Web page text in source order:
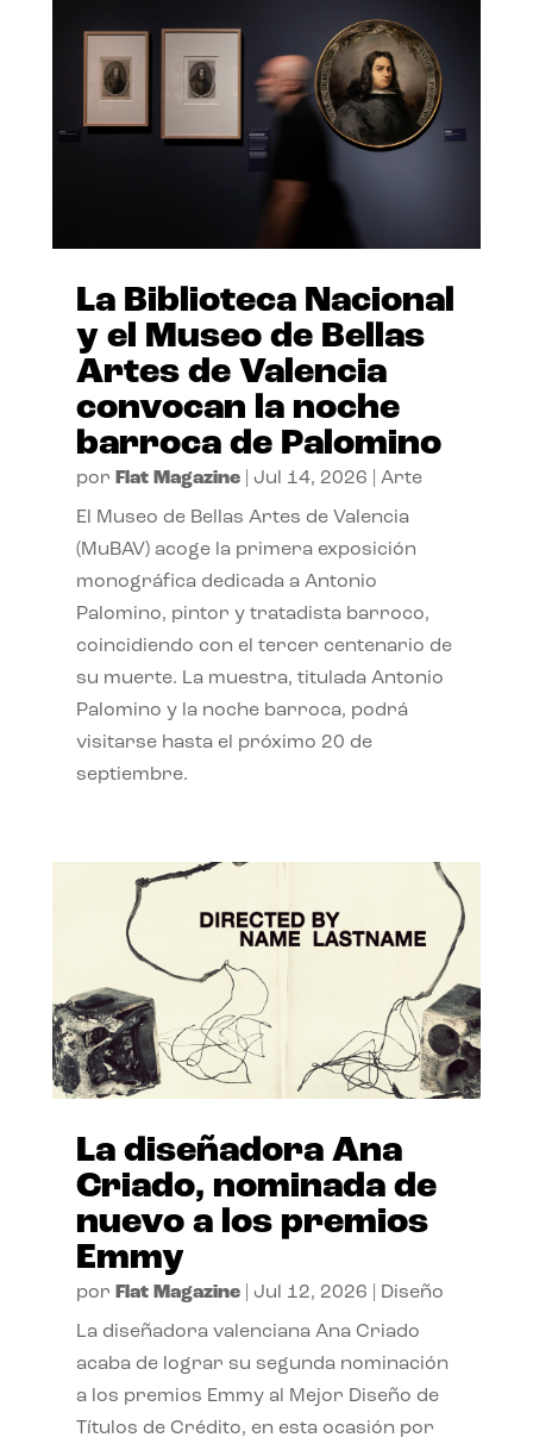
La Biblioteca Nacional
y el Museo de Bellas
Artes de Valencia
convocan la noche
barroca de Palomino
por Flat Magazine| Jul 14, 2026 Arte
El Museo de Bellas Artes de Valencia
(MuBAV) acoge la primera exposición
monográfica dedicada a Antonio
Palomino, pintor y tratadista barroco,
coincidiendo con el tercer centenario de
su muerte. La muestra, titulada Antonio
Palomino y la noche barroca, podrá
visitarse hasta el próximo 20 de
septiembre.
La diseñadora Ana
Criado, nominada de
nuevo a los premios
Emmy
por Flat Magazine| Jul 12, 2026 Diseño
La diseñadora valenciana Ana Criado
acaba de lograr su segunda nominación
a los premios Emmy al Mejor Diseño de
Títulos de Crédito, en esta ocasión por